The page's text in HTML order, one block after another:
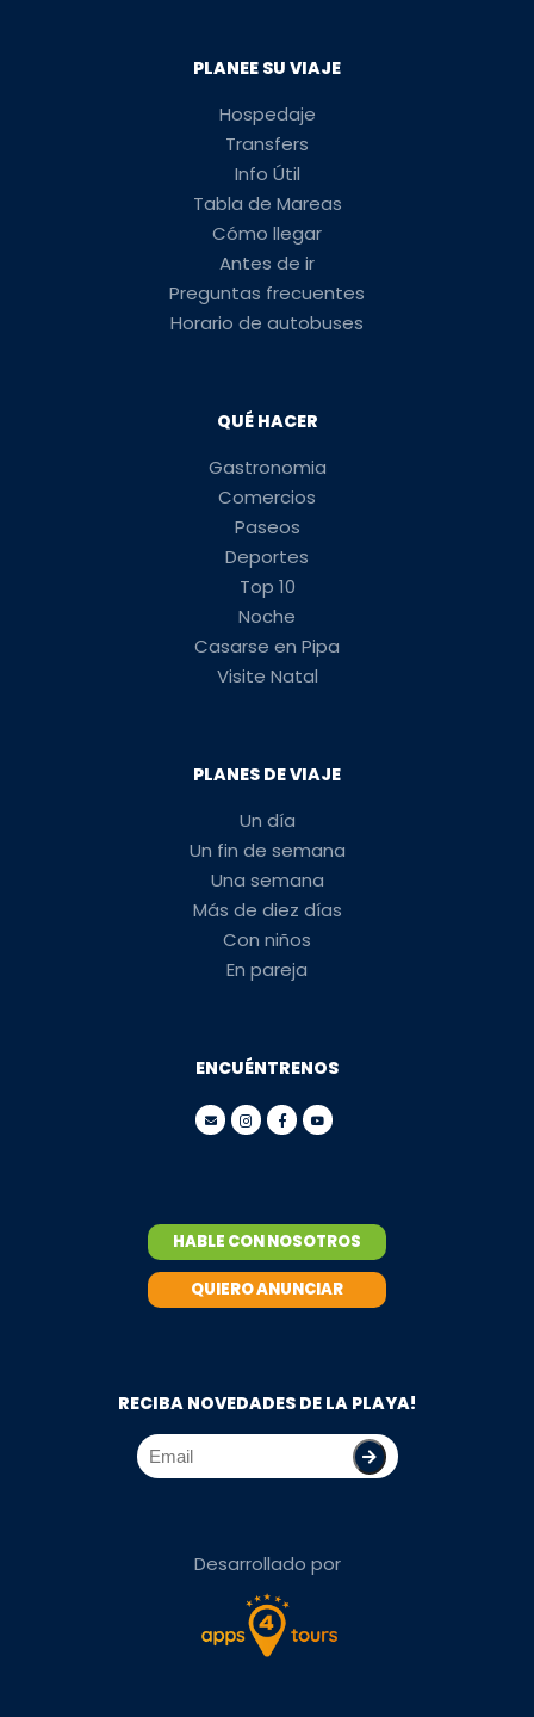
PLANEE SU VIAJE
Hospedaje
Transfers
Info Útil
Tabla de Mareas
Cómo llegar
Antes de ir
Preguntas frecuentes
Horario de autobuses
QUÉ HACER
Gastronomia
Comercios
Paseos
Deportes
Top 10
Noche
Casarse en Pipa
Visite Natal
PLANES DE VIAJE
Un día
Un fin de semana
Una semana
Más de diez días
Con niños
En pareja
ENCUÉNTRENOS
HABLE CON NOSOTROS
QUIERO ANUNCIAR
RECIBA NOVEDADES DE LA PLAYA!
Desarrollado por